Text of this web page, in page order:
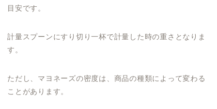
目安です。
計量スプーンにすり切り一杯で計量した時の重さとなりま
す。
ただし、マヨネーズの密度は、商品の種類によって変わる
ことがあります。